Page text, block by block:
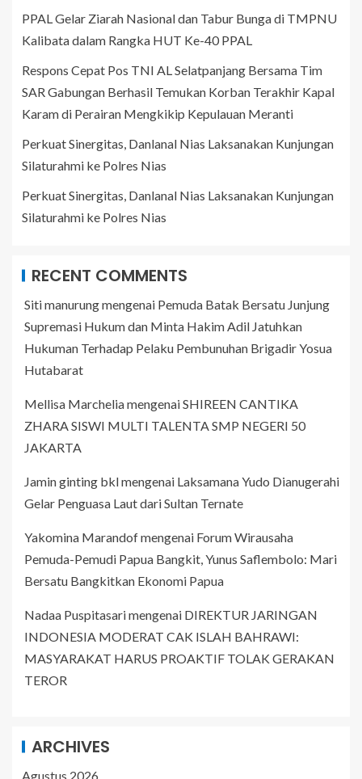
PPAL Gelar Ziarah Nasional dan Tabur Bunga di TMPNU
Kalibata dalam Rangka HUT Ke-40 PPAL
Respons Cepat Pos TNI AL Selatpanjang Bersama Tim
SAR Gabungan Berhasil Temukan Korban Terakhir Kapal
Karam di Perairan Mengkikip Kepulauan Meranti
Perkuat Sinergitas, Danlanal Nias Laksanakan Kunjungan
Silaturahmi ke Polres Nias
Perkuat Sinergitas, Danlanal Nias Laksanakan Kunjungan
Silaturahmi ke Polres Nias
RECENT COMMENTS
Siti manurungmengenai Pemuda Batak Bersatu Junjung
Supremasi Hukum dan Minta Hakim Adil Jatuhkan
Hukuman Terhadap Pelaku Pembunuhan Brigadir Yosua
Hutabarat
Mellisa MarcheliamengenaiSHIREEN CANTIKA
ZHARA SISWI MULTI TALENTA SMP NEGERI 50
JAKARTA
Jamin ginting bklmengenai Laksamana Yudo Dianugerahi
Gelar Penguasa Laut dari Sultan Ternate
Yakomina Marandofmengenai Forum Wirausaha
Pemuda-Pemudi Papua Bangkit, Yunus Saflembolo: Mari
Bersatu Bangkitkan Ekonomi Papua
Nadaa Puspitasarimengenai DIREKTUR JARINGAN
INDONESIA MODERAT CAK ISLAH BAHRAWI:
MASYARAKAT HARUS PROAKTIF TOLAK GERAKAN
TEROR
ARCHIVES
Agustus 2026